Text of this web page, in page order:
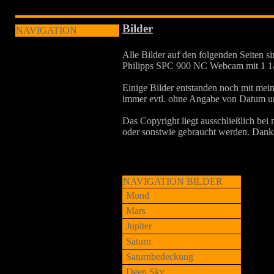
Bilder
Alle Bilder auf den folgenden Seiten
Philipps SPC 900 NC Webcam mit 1
Einige Bilder entstanden noch mit
immer evtl. ohne Angabe von Datum
Das Copyright liegt ausschließlich bei
oder sonstwie gebraucht werden.
NAVIGATION BILDER
Mond
Mars
Jupiter
Saturn
Saturnbedeckung
Deep Sky
NAVIGATION